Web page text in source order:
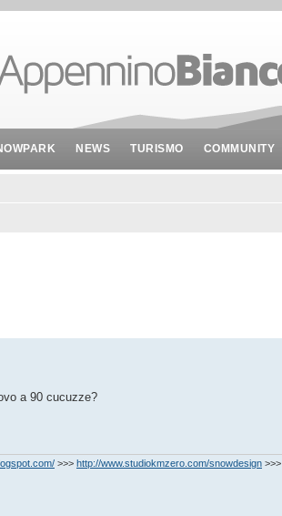
NEWS TURISMO COMMUNITY
a 90 cucuzze?
>>> http://www.studiokmzero.com/snowdesign >>>